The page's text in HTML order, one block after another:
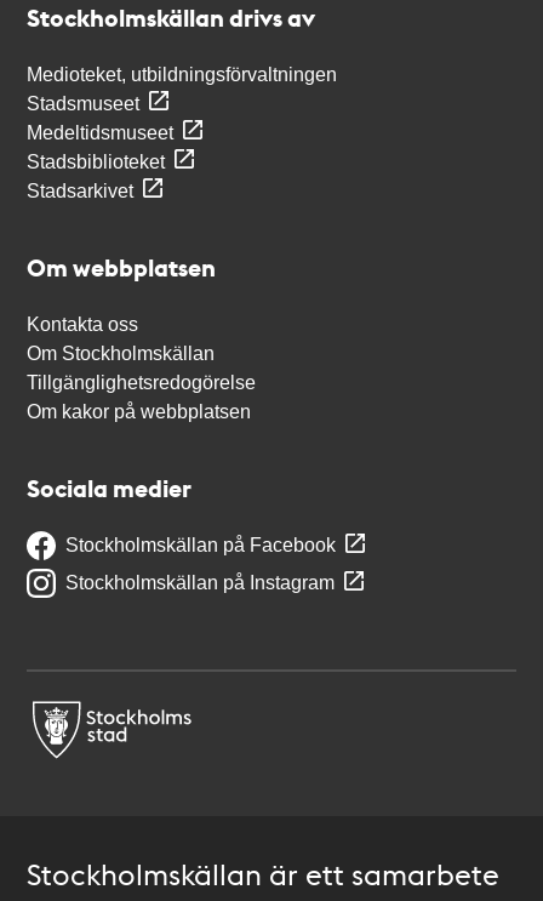
Stockholmskällan drivs av
Medioteket, utbildningsförvaltningen
Stadsmuseet
Medeltidsmuseet
Stadsbiblioteket
Stadsarkivet
Om webbplatsen
Kontakta oss
Om Stockholmskällan
Tillgänglighetsredogörelse
Om kakor på webbplatsen
Sociala medier
Stockholmskällan på Facebook
Stockholmskällan på Instagram
Stockholmskällan är ett samarbete